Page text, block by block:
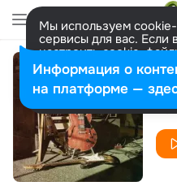
Мы используем
сервисы для вас. Если
настроить cookie-
представитель.
Разрешить все
Информация о
на платформе —